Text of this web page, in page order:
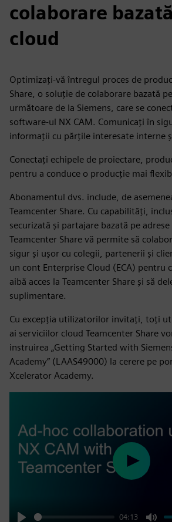
colaborare
cloud
Optimizați-vă întregul proces de
Share, o soluție de colaborare bazată
următoare de la Siemens, care se
software-ul NX CAM. Comunicați în
informații cu părțile interesate interne
Conectați echipele de proiectare,
pentru a conduce o producție mai
Abonamentul dvs. include, de
Teamcenter Share. Cu capabilități,
securizată și partajare bazată pe adrese
Teamcenter Share vă permite să
sigur și ușor cu colegii, partenerii și
un cont Enterprise Cloud (ECA) pentru
aibă acces la Teamcenter Share și să
suplimentare.
Cu excepția utilizatorilor invitați, toți
ai serviciilor cloud Teamcenter Share
instruirea „Getting Started with
Academy” (LAAS49000) la cerere pe
Xcelerator Academy.
04:13
Play